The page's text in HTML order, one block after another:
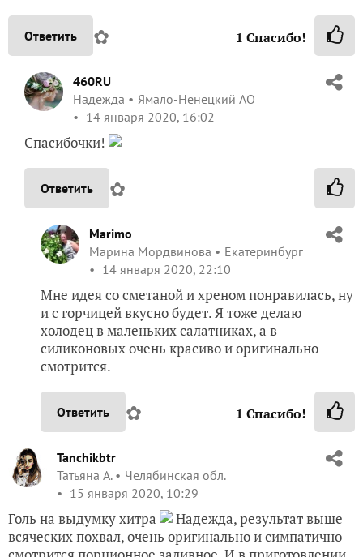
Ответить ✿ 1 Спасибо!
460RU
Надежда
Ямало-Ненецкий АО
14 января 2020, 16:02
Спасибочки!
Ответить ✿
Marimo
Марина Мордвинова
Екатеринбург
14 января 2020, 22:10
Мне идея со сметаной и хреном понравилась, ну
и с горчицей вкусно будет. Я тоже делаю
холодец в маленьких салатниках, а в
силиконовых очень красиво и оригинально
смотрится.
Ответить ✿ 1 Спасибо!
Tanchikbtr
Татьяна А.
Челябинская обл.
15 января 2020, 10:29
Голь на выдумку хитра
Надежда, результат выше
всяческих похвал, очень оригинально и симпатично